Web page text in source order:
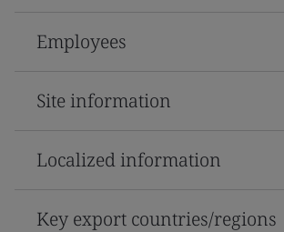
Employees
Site information
Localized information
Key export countries/regions